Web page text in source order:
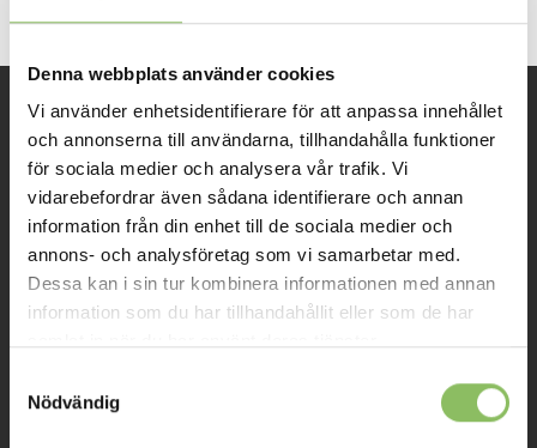
Denna webbplats använder cookies
Vi använder enhetsidentifierare för att anpassa innehållet
och annonserna till användarna, tillhandahålla funktioner
för sociala medier och analysera vår trafik. Vi
vidarebefordrar även sådana identifierare och annan
information från din enhet till de sociala medier och
annons- och analysföretag som vi samarbetar med.
Dessa kan i sin tur kombinera informationen med annan
information som du har tillhandahållit eller som de har
Nödvändig
INFORMATION
Om oss
Kontakt
Mitt konto
Köpvillkor